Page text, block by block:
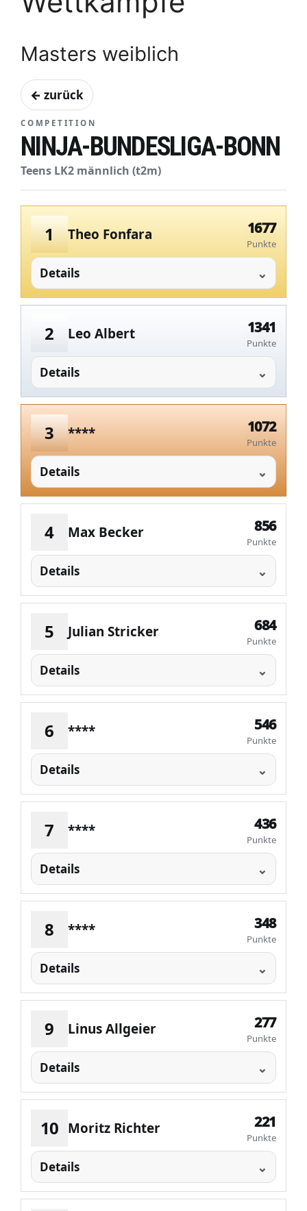
Masters weiblich
← zurück
COMPETITION
NINJA-BUNDESLIGA-BONN
Teens LK2 männlich (t2m)
1 Theo Fonfara 1677
Punkte
Details
2 Leo Albert 1341
Punkte
Details
3 **** 1072
Punkte
Details
4 Max Becker 856
Punkte
Details
5 Julian Stricker 684
Punkte
Details
6 **** 546
Punkte
Details
7 **** 436
Punkte
Details
8 **** 348
Punkte
Details
9 Linus Allgeier 277
Punkte
Details
10 Moritz Richter 221
Punkte
Details